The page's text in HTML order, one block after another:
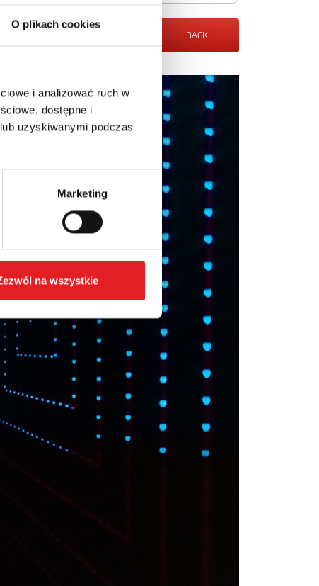
O plikach cookies
i analizować ruch w
dostępne i
uzyskiwanymi podczas
Marketing
na wszystkie
BACK